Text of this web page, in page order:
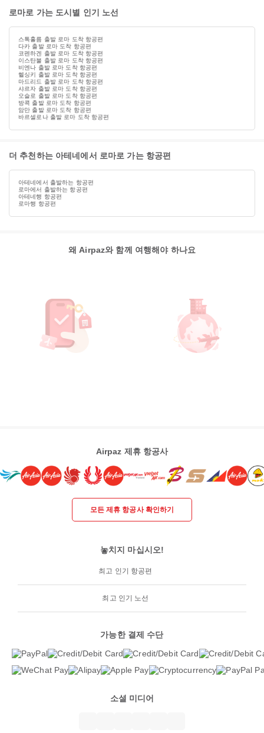
로마로 가는 도시별 인기 노선
스톡홀름 출발 로마 도착 항공편
다카 출발 로마 도착 항공편
코펜하겐 출발 로마 도착 항공편
이스탄불 출발 로마 도착 항공편
비엔나 출발 로마 도착 항공편
헬싱키 출발 로마 도착 항공편
마드리드 출발 로마 도착 항공편
샤르자 출발 로마 도착 항공편
오슬로 출발 로마 도착 항공편
방콕 출발 로마 도착 항공편
암만 출발 로마 도착 항공편
바르셀로나 출발 로마 도착 항공편
더 추천하는 아테네에서 로마로 가는 항공편
아테네에서 출발하는 항공편
로마에서 출발하는 항공편
아테네행 항공편
로마행 항공편
왜 Airpaz와 함께 여행해야 하나요
Airpaz 제휴 항공사
모든 제휴 항공사 확인하기
놓치지 마십시오!
최고 인기 항공편
최고 인기 노선
가능한 결제 수단
소셜 미디어